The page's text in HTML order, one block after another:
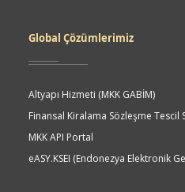
Global Çözümlerimiz
Altyapı Hizmeti (MKK GABİM)
Finansal Kiralama Sözleşme Tescil
MKK API Portal
eASY.KSEI (Endonezya Elektronik